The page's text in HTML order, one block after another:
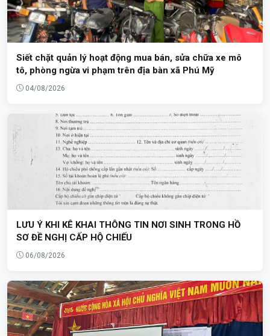
Siết chặt quản lý hoạt động mua bán, sửa chữa xe mô
tô, phòng ngừa vi phạm trên địa bàn xã Phú Mỹ
04/08/2026
LƯU Ý KHI KÊ KHAI THÔNG TIN NƠI SINH TRONG HỒ
SƠ ĐỀ NGHỊ CẤP HỘ CHIẾU
06/08/2026